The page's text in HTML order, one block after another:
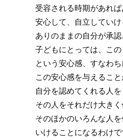
受容される時期があれば
安心して、自立してい
ありのままの自分が承
子どもにとっては、こ
という安心感、すなわ
この安心感を与えるこ
自分を認めてくれる人
その人をそれだけ大き
そのほかのいろんな人
いけることになるわけ